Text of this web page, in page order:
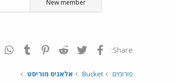
New member
Share: פייסבוק Twitter
Reddit
Pinterest
Tumblr
פורומים Bucket אלאניס מוריסט